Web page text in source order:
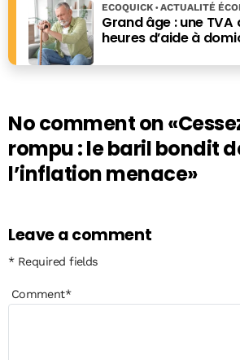
Grand âge : une
heures d’aide à
ECOQUICK ACTUALITÉ
No comment on
rompu : le baril bondit
l’inflation menace»
Leave a comment
* Required fields
Comment*